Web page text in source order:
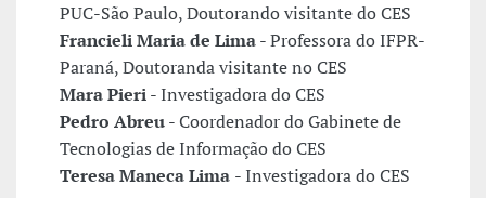
PUC-São Paulo, Doutorando visitante do CES
Francieli Maria de Lima- Professora do IFPR-
Paraná, Doutoranda visitante no CES
Mara Pieri- Investigadora do CES
Pedro Abreu- Coordenador do Gabinete de
Tecnologias de Informação do CES
Teresa Maneca Lima - Investigadora do CES